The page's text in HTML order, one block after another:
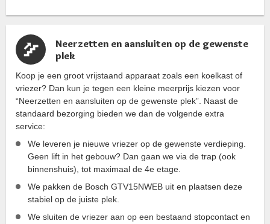
Neerzetten en aansluiten op de gewenste
plek
Koop je een groot vrijstaand apparaat zoals een koelkast of
vriezer? Dan kun je tegen een kleine meerprijs kiezen voor
“Neerzetten en aansluiten op de gewenste plek”. Naast de
standaard bezorging bieden we dan de volgende extra
service:
We leveren je nieuwe vriezer op de gewenste verdieping.
Geen lift in het gebouw? Dan gaan we via de trap (ook
binnenshuis), tot maximaal de 4e etage.
We pakken de Bosch GTV15NWEB uit en plaatsen deze
stabiel op de juiste plek.
We sluiten de vriezer aan op een bestaand stopcontact en